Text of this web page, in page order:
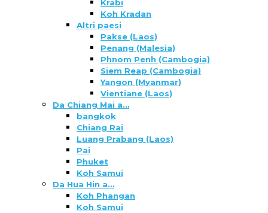
Krabi
Koh Kradan
Altri paesi
Pakse (Laos)
Penang (Malesia)
Phnom Penh (Cambogia)
Siem Reap (Cambogia)
Yangon (Myanmar)
Vientiane (Laos)
Da Chiang Mai a…
bangkok
Chiang Rai
Luang Prabang (Laos)
Pai
Phuket
Koh Samui
Da Hua Hin a…
Koh Phangan
Koh Samui